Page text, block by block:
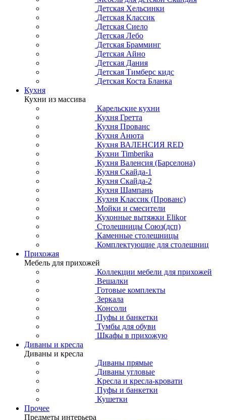
Детская Хельсинки
Детская Классик
Детская Сиело
Детская Лебо
Детская Брамминг
Детская Айно
Детская Дания
Детская Тимберс кидс
Детская Коста Бланка
Кухня
Кухни из массива
Карельские кухни
Кухня Гретта
Кухня Прованс
Кухня Анюта
Кухня ВАЛЕНСИЯ RED
Кухни Timberika
Кухня Валенсия (Барселона)
Кухня Скайда-1
Кухня Скайда-2
Кухня Шампань
Кухня Классик (Прованс)
Мойки и смесители
Кухонные вытяжки Elikor
Столешницы Союз(дсп)
Каменные столешницы
Комплектующие для столешниц
Прихожая
Мебель для прихожей
Коллекции мебели для прихожей
Вешалки
Готовые комплекты
Зеркала
Консоли
Пуфы и банкетки
Тумбы для обуви
Шкафы в прихожую
Диваны и кресла
Диваны и кресла
Диваны прямые
Диваны угловые
Кресла и кресла-кровати
Пуфы и банкетки
Кушетки
Прочее
Предметы интерьера